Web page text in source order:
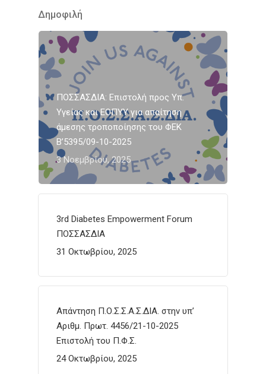
Δημοφιλή
ΠΟΣΣΑΣΔΙΑ: Επιστολή προς Υπ.
Υγείας και ΕΟΠΥΥ για απαίτηση
άμεσης τροποποίησης του ΦΕΚ
Β’5395/09-10-2025
3 Νοεμβρίου, 2025
3rd Diabetes Empowerment Forum
ΠΟΣΣΑΣΔΙΑ
31 Οκτωβρίου, 2025
Απάντηση Π.Ο.Σ.Σ.Α.Σ.ΔΙΑ. στην υπ’
Αριθμ. Πρωτ. 4456/21-10-2025
Επιστολή του Π.Φ.Σ.
24 Οκτωβρίου, 2025